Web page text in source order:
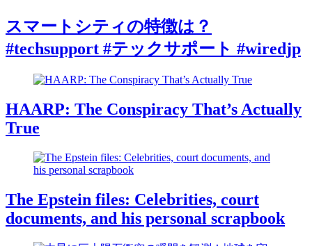
スマートシティの特徴は？
#techsupport #テックサポート #wiredjp
HAARP: The Conspiracy That’s Actually
True
The Epstein files: Celebrities, court
documents, and his personal scrapbook